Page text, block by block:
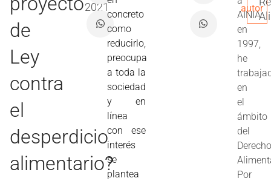
de
Ley
contra
el
desperdicio
alimentario?
2021
concreto
como
reducirlo,
preocupa
a toda la
sociedad
y en
línea
con ese
interés
se
plantea
AINIA
en
1997,
he
en
el
ámbito
del
Por
autor